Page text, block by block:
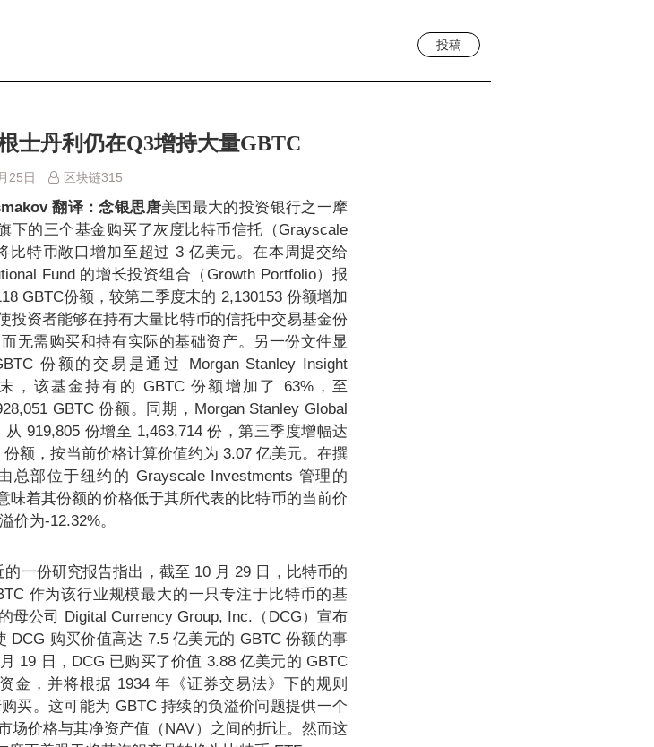
投稿
士丹利仍在Q3增持大量GBTC
25日 区块链315
翻译：念银思唐美国最大的投资银行之一摩
下的三个基金购买了灰度比特币信托（Grayscale
比特币敞口增加至超过 3 亿美元。在本周提交给
Fund 的增长投资组合（Growth Portfolio）报
GBTC份额，较第二季度末的 2,130153 份额增加
投资者能够在持有大量比特币的信托中交易基金份
无需购买和持有实际的基础资产。另一份文件显
份额的交易是通过 Morgan Stanley Insight
，该基金持有的 GBTC 份额增加了 63%，至
GBTC 份额。同期，Morgan Stanley Global
919,805 份增至 1,463,714 份，第三季度增幅达
额，按当前价格计算价值约为 3.07 亿美元。在撰
总部位于纽约的 Grayscale Investments 管理的
味着其份额的价格低于其所代表的比特币的当前价
价为-12.32%。
的一份研究报告指出，截至 10 月 29 日，比特币的
作为该行业规模最大的一只专注于比特币的基
母公司 Digital Currency Group, Inc.（DCG）宣布
DCG 购买价值高达 7.5 亿美元的 GBTC 份额的事
19 日，DCG 已购买了价值 3.88 亿美元的 GBTC
金，并将根据 1934 年《证券交易法》下的规则
买。这可能为 GBTC 持续的负溢价问题提供一个
场价格与其净资产值（NAV）之间的折让。然而这